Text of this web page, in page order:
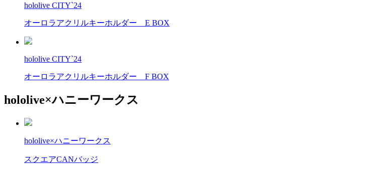
hololive CITY`24
オーロラアクリルキーホルダー E BOX
hololive CITY`24
オーロラアクリルキーホルダー F BOX
hololive×ハニーワークス
hololive×ハニーワークス
スクエアCANバッジ